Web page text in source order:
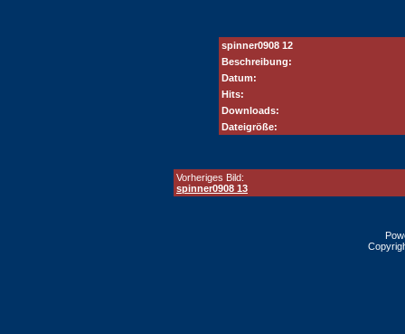
spinner0908 12
Beschreibung:
Datum:
Hits:
Downloads:
Dateigröße:
Vorheriges Bild:
spinner0908 13